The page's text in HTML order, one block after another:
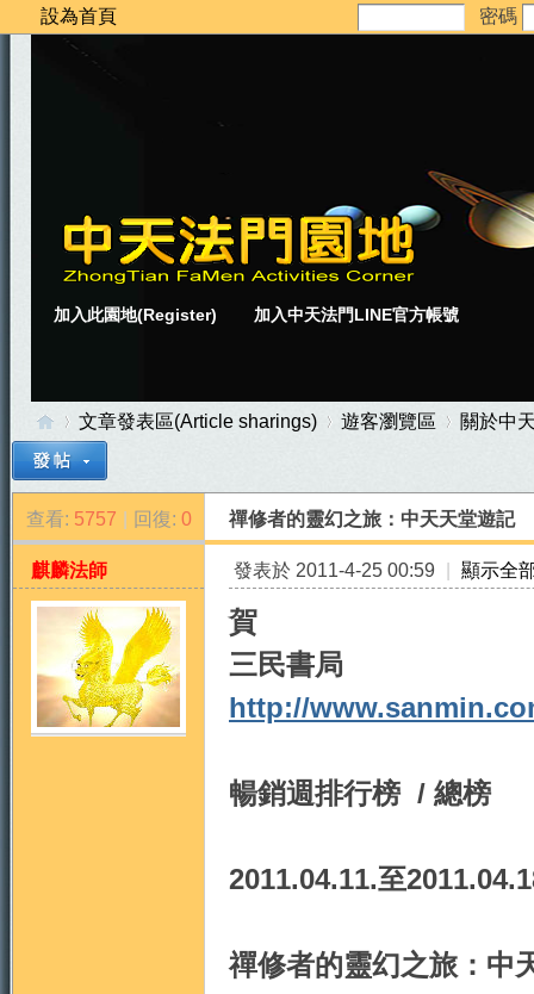
設為首頁 密碼
加入此園地(Register) 加入中天法門LINE官方帳號
中»
文章發表區(Article sharings)
›
遊客瀏覽區
›
關於中
查看: 5757 回復: 0 禪修者的靈幻之旅：中天天堂遊記
麒麟法師 發表於 2011-4-25 00:59 顯示全
賀
三民書局
http://
暢銷週排行榜 / 總榜
2011.04.11.至
禪修者的靈幻之旅：中